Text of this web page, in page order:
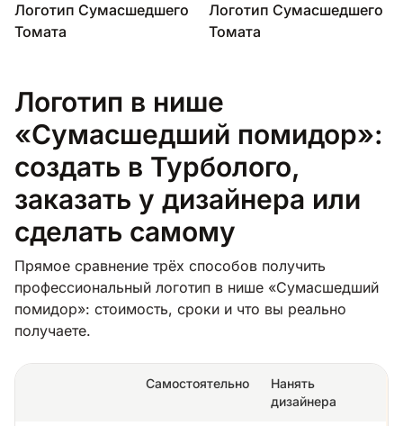
Логотип Сумасшедшего
Томата
Логотип Сумасшедшего
Томата
Логотип в нише
«Сумасшедший помидор»:
создать в Турболого,
заказать у дизайнера или
сделать самому
Прямое сравнение трёх способов получить
профессиональный логотип в нише «Сумасшедший
помидор»: стоимость, сроки и что вы реально
получаете.
Самостоятельно
Нанять
дизайнера